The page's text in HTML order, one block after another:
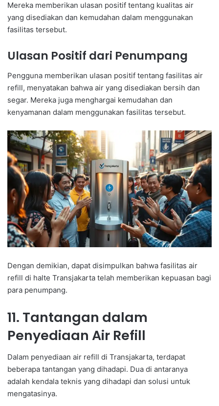
Mereka memberikan ulasan positif tentang kualitas air
yang disediakan dan kemudahan dalam menggunakan
fasilitas tersebut.
Ulasan Positif dari Penumpang
Pengguna memberikan ulasan positif tentang fasilitas air
refill, menyatakan bahwa air yang disediakan bersih dan
segar. Mereka juga menghargai kemudahan dan
kenyamanan dalam menggunakan fasilitas tersebut.
Dengan demikian, dapat disimpulkan bahwa fasilitas air
refill di halte Transjakarta telah memberikan kepuasan bagi
para penumpang.
11. Tantangan dalam
Penyediaan Air Refill
Dalam penyediaan air refill di Transjakarta, terdapat
beberapa tantangan yang dihadapi. Dua di antaranya
adalah kendala teknis yang dihadapi dan solusi untuk
mengatasinya.